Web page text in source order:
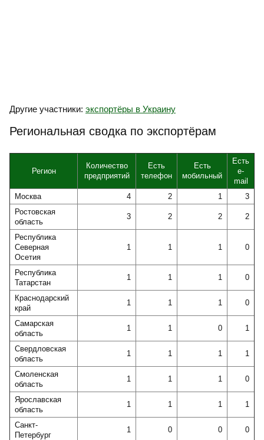
Другие участники: экспортёры в Украину
Региональная сводка по экспортёрам
Регион
Количество
предприятий
Есть
телефон
Есть
мобильный
Есть
e-
mail
Москва
4 2 1
3
Ростовская
область
3 2 2 2
Республика
Северная
Осетия
1 1 1 0
Республика
Татарстан
1 1 1 0
Краснодарский
край
1 1 1 0
Самарская
область
1 1 0 1
Свердловская
область
1 1 1 1
Смоленская
область
1 1 1 0
Ярославская
область
1 1 1 1
Санкт-
Петербург
1 0 0 0